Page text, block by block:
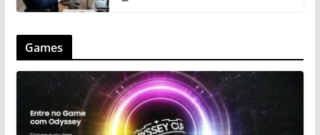
Games